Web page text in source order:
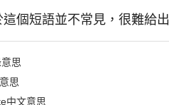
這個短語並不常見，很難給
思
思
中文意思